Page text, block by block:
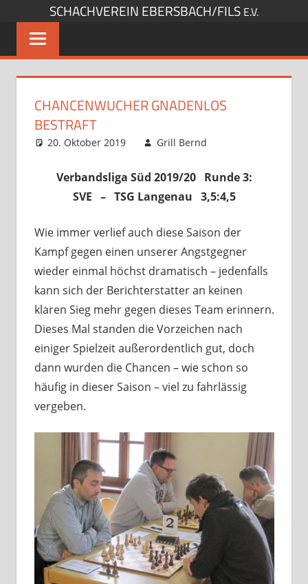
springen
SCHACHVEREIN EBERSBACH/FILS E.V.
CHANCENWUCHER GNADENLOS
BESTRAFT
20. Oktober 2019 Grill Bernd
Verbandsliga Süd 2019/20 Runde 3:
SVE – TSG Langenau 3,5:4,5
Wie immer verlief auch diese Saison der
Kampf gegen einen unserer Angstgegner
wieder einmal höchst dramatisch – jedenfalls
kann sich der Berichterstatter an keinen
klaren Sieg mehr gegen dieses Team erinnern.
Dieses Mal standen die Vorzeichen nach
einiger Spielzeit außerordentlich gut, doch
dann wurden die Chancen – wie schon so
häufig in dieser Saison – viel zu fahrlässig
vergeben.